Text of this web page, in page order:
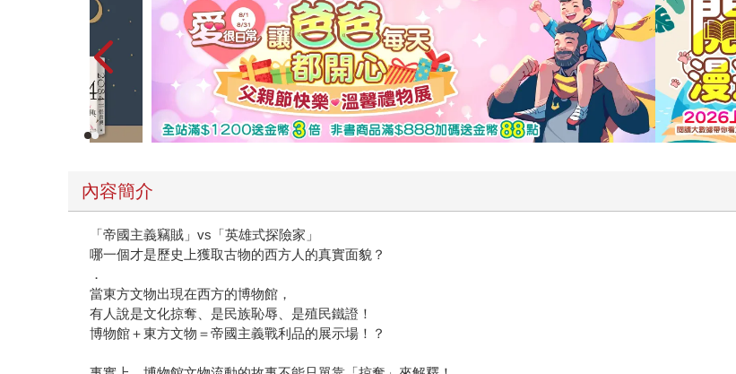
內容簡介
「帝國主義竊賊」vs「英雄式探險家」
哪一個才是歷史上獲取古物的西方人的真實面貌？
．
當東方文物出現在西方的博物館，
有人說是文化掠奪、是民族恥辱、是殖民鐵證！
博物館＋東方文物＝帝國主義戰利品的展示場！？